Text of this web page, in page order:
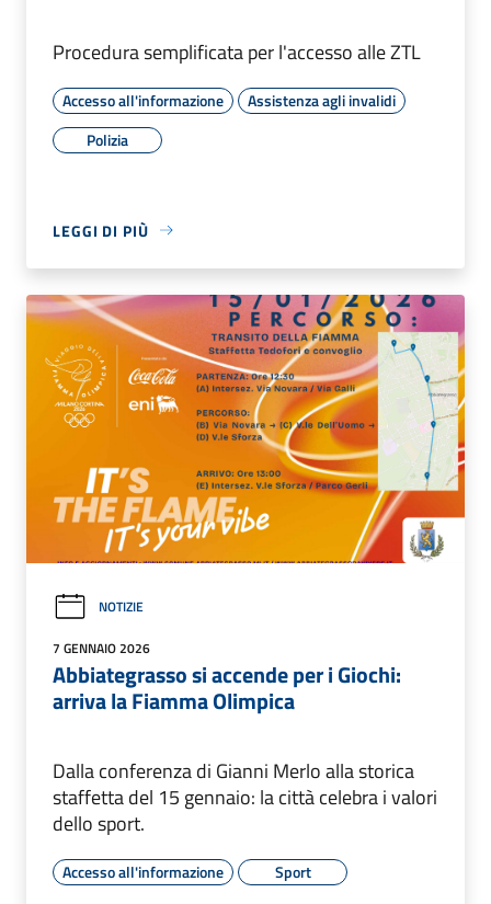
Procedura semplificata per l'accesso alle ZTL
Accesso all'informazione
Assistenza agli invalidi
Polizia
LEGGI DI PIÙ
NOTIZIE
7 GENNAIO 2026
Abbiategrasso si accende per i Giochi:
arriva la Fiamma Olimpica
Dalla conferenza di Gianni Merlo alla storica
staffetta del 15 gennaio: la città celebra i valori
dello sport.
Accesso all'informazione Sport